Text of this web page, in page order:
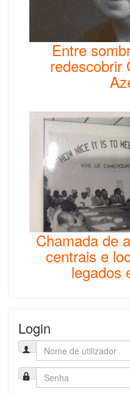
Entre
redescobrir
Chamada de
centrais e
legados
Login